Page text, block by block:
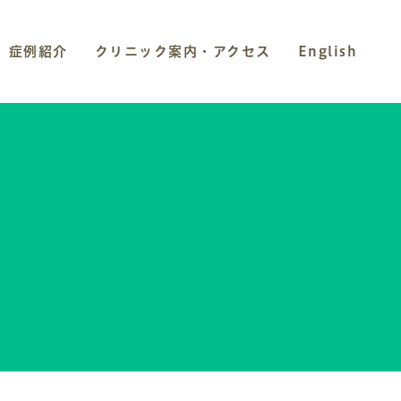
症例紹介 クリニック案内・アクセス English